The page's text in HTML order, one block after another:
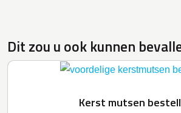
Dit zou u ook kunnen
Kerst mutsen